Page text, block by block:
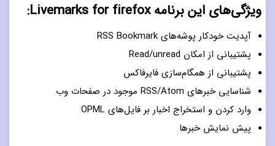
ویژگی‌های این برنامه Livemarks for firefox:
آپدیت خودکار پوشه‌های RSS Bookmark
پشتیبانی از امکان Read/unread
پشتیبانی از همگام‌سازی فایرفاکس
شناسایی خبرهای RSS/Atom موجود در صفحات وب
وارد کردن و استخراج اخبار بر فایل‌های OPML
پیش نمایش خبرها